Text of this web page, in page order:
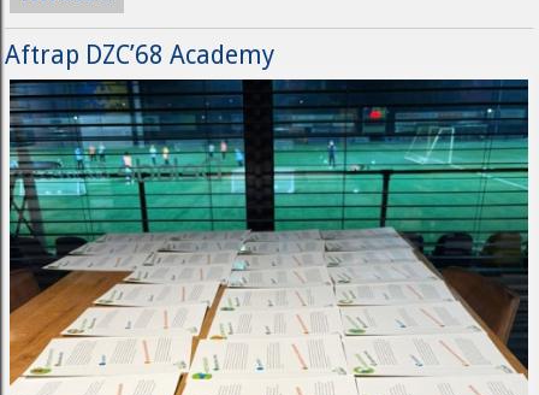
Aftrap DZC’68 Academy